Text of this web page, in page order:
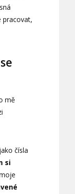
pracovat,
mě
čísla
si